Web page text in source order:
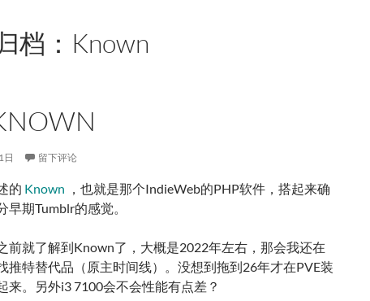
档：Known
日 留下评论
的 Known ，也就是那个IndieWeb的PHP软件，搭起来确
早期Tumblr的感觉。
前就了解到Known了，大概是2022年左右，那会我还在
推特替代品（原主时间线）。没想到拖到26年才在PVE装
来。另外i3 7100会不会性能有点差？